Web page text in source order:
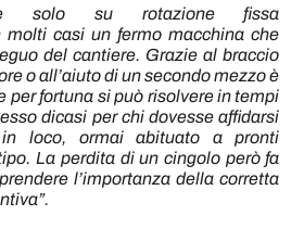
solo su rotazione fissa
molti casi un fermo macchina che
del cantiere. Grazie al braccio
o all’aiuto di un secondo mezzo è
per fortuna si può risolvere in tempi
dicasi per chi dovesse affidarsi
loco, ormai abituato a pronti
La perdita di un cingolo però fa
l’importanza della corretta